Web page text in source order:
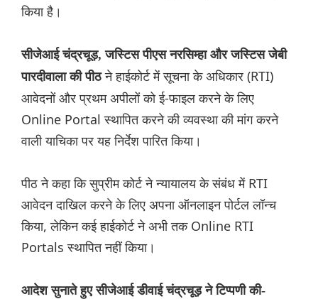
किया है।
सीजेआई चंद्रचूड़, जस्टिस पीएस नरसिम्हा और जस्टिस जेबी
पारदीवाला की पीठने हाईकोर्ट में सूचना के अधिकार (RTI)
आवेदनों और प्रथम अपीलों को ई-फाइल करने के लिए
Online Portal स्थापित करने की व्यवस्था की मांग करने
वाली याचिका पर यह निर्देश पारित किया।
पीठ ने कहा कि सुप्रीम कोर्ट ने न्यायालय के संबंध में RTI
आवेदन दाखिल करने के लिए अपना ऑनलाइन पोर्टल लॉन्च
किया, लेकिन कई हाईकोर्ट ने अभी तक Online RTI
Portals स्थापित नहीं किया।
आदेश सुनाते हुए सीजेआई डीवाई चंद्रचूड़ ने टिप्पणी की-